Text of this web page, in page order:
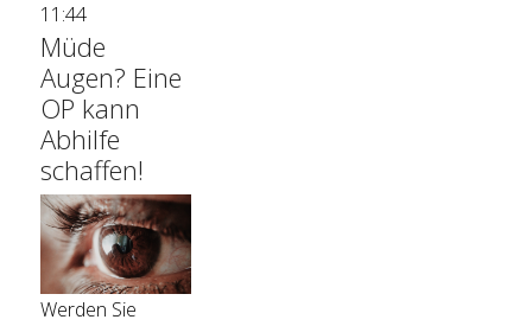
11:44
Müde
Augen? Eine
OP kann
Abhilfe
schaffen!
Werden Sie